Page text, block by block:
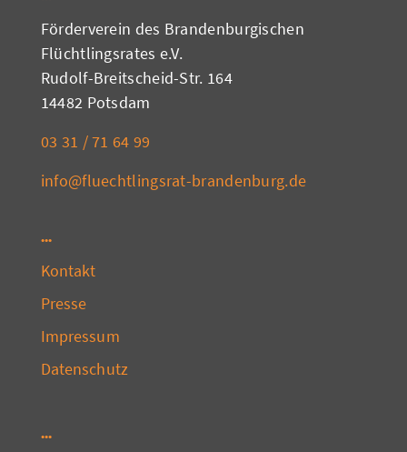
Förderverein des Brandenburgischen
Flüchtlingsrates e.V.
Rudolf-Breitscheid-Str. 164
14482 Potsdam
03 31 / 71 64 99
info@fluechtlingsrat-brandenburg.de
Kontakt
Presse
Impressum
Datenschutz